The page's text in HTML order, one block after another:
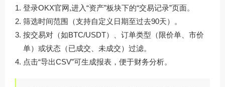
登录OKX官网,进入“资产”板块下的“交易记录”页面。
筛选时间范围（支持自定义日期至过去90天）。
按交易对（如BTC/USDT）、订单类型（限价单、市价
单）或状态（已成交、未成交）过滤。
点击“导出CSV”可生成报表，便于财务分析。